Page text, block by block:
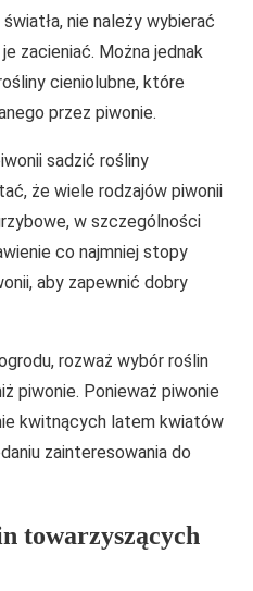
nie należy wybierać
zacieniać. Można jednak
cieniolubne, które
przez piwonie.
sadzić rośliny
że wiele rodzajów piwonii
w szczególności
co najmniej stopy
aby zapewnić dobry
rozważ wybór roślin
piwonie. Ponieważ piwonie
kwitnących latem kwiatów
zainteresowania do
towarzyszących